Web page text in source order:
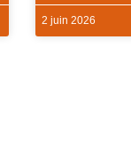
2 juin 2026